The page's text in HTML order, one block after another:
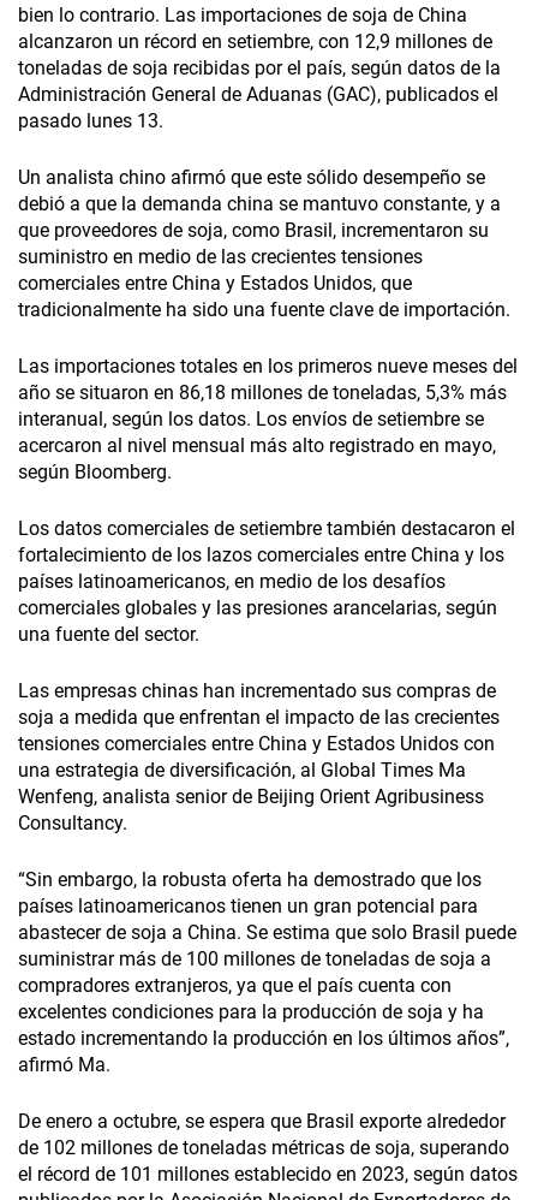
bien lo contrario. Las importaciones de soja de China
alcanzaron un récord en setiembre, con 12,9 millones de
toneladas de soja recibidas por el país, según datos de la
Administración General de Aduanas (GAC), publicados el
pasado lunes 13.
Un analista chino afirmó que este sólido desempeño se
debió a que la demanda china se mantuvo constante, y a
que proveedores de soja, como Brasil, incrementaron su
suministro en medio de las crecientes tensiones
comerciales entre China y Estados Unidos, que
tradicionalmente ha sido una fuente clave de importación.
Las importaciones totales en los primeros nueve meses del
año se situaron en 86,18 millones de toneladas, 5,3% más
interanual, según los datos. Los envíos de setiembre se
acercaron al nivel mensual más alto registrado en mayo,
según Bloomberg.
Los datos comerciales de setiembre también destacaron el
fortalecimiento de los lazos comerciales entre China y los
países latinoamericanos, en medio de los desafíos
comerciales globales y las presiones arancelarias, según
una fuente del sector.
Las empresas chinas han incrementado sus compras de
soja a medida que enfrentan el impacto de las crecientes
tensiones comerciales entre China y Estados Unidos con
una estrategia de diversificación, al Global Times Ma
Wenfeng, analista senior de Beijing Orient Agribusiness
Consultancy.
“Sin embargo, la robusta oferta ha demostrado que los
países latinoamericanos tienen un gran potencial para
abastecer de soja a China. Se estima que solo Brasil puede
suministrar más de 100 millones de toneladas de soja a
compradores extranjeros, ya que el país cuenta con
excelentes condiciones para la producción de soja y ha
estado incrementando la producción en los últimos años”,
afirmó Ma.
De enero a octubre, se espera que Brasil exporte alrededor
de 102 millones de toneladas métricas de soja, superando
el récord de 101 millones establecido en 2023, según datos